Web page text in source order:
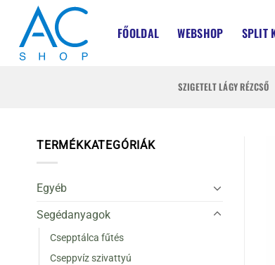
content
FŐOLDAL WEBSHOP SPLIT
SZIGETELT LÁGY RÉZCSŐ
TERMÉKKATEGÓRIÁK
Egyéb
Segédanyagok
Csepptálca fűtés
Cseppvíz szivattyú